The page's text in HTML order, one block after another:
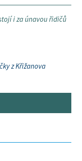
i za únavou řidičů
z Křižanova